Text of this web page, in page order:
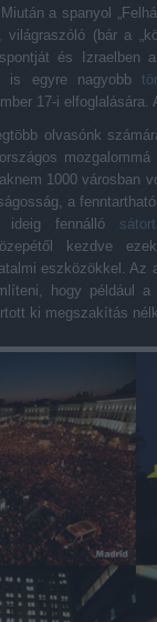
a spanyol
(bár a
és Izraelben a
is egyre nagyobb
17-i elfoglalására.
olvasónk
mozgalommá
1000 városban
a
ideig fennálló
kezdve
eszközökkel. Az
hogy például a
ki megszakítás